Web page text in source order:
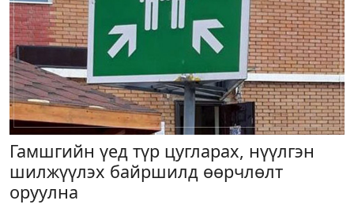
Гамшгийн үед түр цугларах, нүүлгэн
шилжүүлэх байршилд өөрчлөлт
оруулна